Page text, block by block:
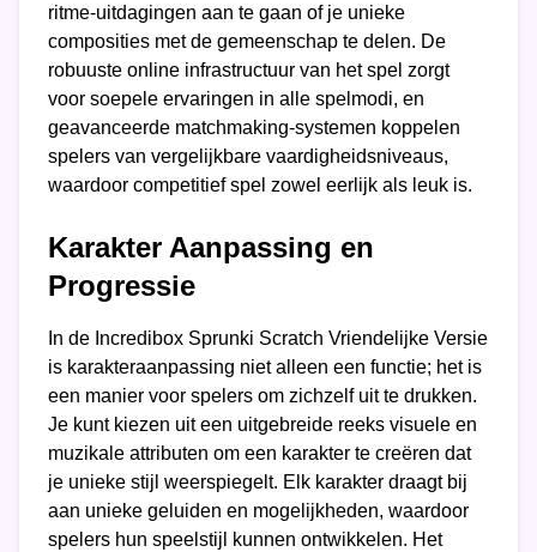
ritme-uitdagingen aan te gaan of je unieke
composities met de gemeenschap te delen. De
robuuste online infrastructuur van het spel zorgt
voor soepele ervaringen in alle spelmodi, en
geavanceerde matchmaking-systemen koppelen
spelers van vergelijkbare vaardigheidsniveaus,
waardoor competitief spel zowel eerlijk als leuk is.
Karakter Aanpassing en
Progressie
In de Incredibox Sprunki Scratch Vriendelijke Versie
is karakteraanpassing niet alleen een functie; het is
een manier voor spelers om zichzelf uit te drukken.
Je kunt kiezen uit een uitgebreide reeks visuele en
muzikale attributen om een karakter te creëren dat
je unieke stijl weerspiegelt. Elk karakter draagt bij
aan unieke geluiden en mogelijkheden, waardoor
spelers hun speelstijl kunnen ontwikkelen. Het